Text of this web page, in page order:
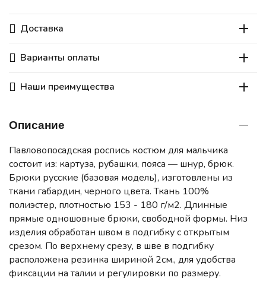
Доставка
Варианты оплаты
Наши преимущества
Описание
Павловопосадская роспись костюм для мальчика
состоит из: картуза, рубашки, пояса — шнур, брюк.
Брюки русские (базовая модель), изготовлены из
ткани габардин, черного цвета. Ткань 100%
полиэстер, плотностью 153 - 180 г/м2. Длинные
прямые одношовные брюки, свободной формы. Низ
изделия обработан швом в подгибку с открытым
срезом. По верхнему срезу, в шве в подгибку
расположена резинка шириной 2см., для удобства
фиксации на талии и регулировки по размеру.